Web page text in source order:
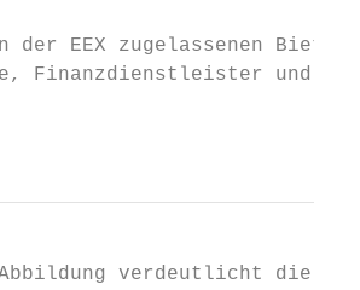
der EEX zugelassenen
Finanzdienstleister und
verdeutlicht die